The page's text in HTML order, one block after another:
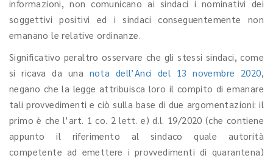
informazioni, non comunicano ai sindaci i nominativi dei
soggettivi positivi ed i sindaci conseguentemente non
emanano le relative ordinanze.
Significativo peraltro osservare che gli stessi sindaci, come
si ricava da una nota dell’Anci del 13 novembre 2020,
negano che la legge attribuisca loro il compito di emanare
tali provvedimenti e ciò sulla base di due argomentazioni: il
primo è che l’art. 1 co. 2 lett. e) d.l. 19/2020 (che contiene
appunto il riferimento al sindaco quale autorità
competente ad emettere i provvedimenti di quarantena)